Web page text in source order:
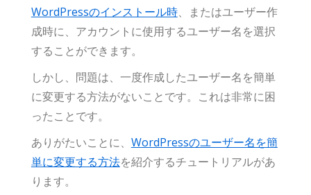
WordPressのインストール時、またはユーザー作
成時に、アカウントに使用するユーザー名を選択
することができます。
しかし、問題は、一度作成したユーザー名を簡単
に変更する方法がないことです。これは非常に困
ったことです。
ありがたいことに、 WordPressのユーザー名を簡
単に変更する方法を紹介するチュートリアルがあ
ります。